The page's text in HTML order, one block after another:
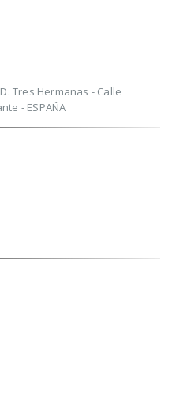
Tres Hermanas - Calle
- ESPAÑA